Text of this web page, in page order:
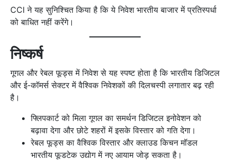
CCI ने यह सुनिश्चित किया है कि ये निवेश भारतीय बाजार में प्रतिस्पर्धा
को बाधित नहीं करेंगे।
निष्कर्ष
गूगल और रेबल फूड्स में निवेश से यह स्पष्ट होता है कि भारतीय डिजिटल
और ई-कॉमर्स सेक्टर में वैश्विक निवेशकों की दिलचस्पी लगातार बढ़ रही
है।
फ्लिपकार्ट को मिला गूगल का समर्थन डिजिटल इनोवेशन को
बढ़ावा देगा और छोटे शहरों में इसके विस्तार को गति देगा।
रेबल फूड्स का वैश्विक विस्तार और क्लाउड किचन मॉडल
भारतीय फूडटेक उद्योग में नए आयाम जोड़ सकता है।